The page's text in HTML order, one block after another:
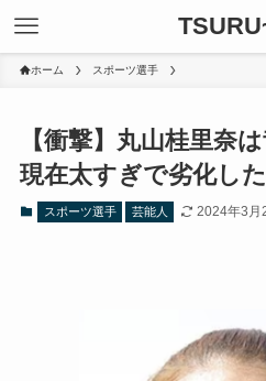
ホーム スポーツ選手
【衝撃】丸山桂里奈
現在太すぎで劣化し
スポーツ選手 芸能人 2024年3月